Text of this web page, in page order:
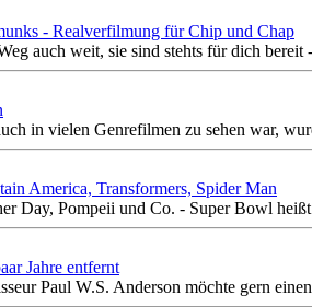
- Realverfilmung für Chip und Chap
auch weit, sie sind stehts für dich
in vielen Genrefilmen zu sehen war,
America, Transformers, Spider Man
Day, Pompeii und Co. - Super Bowl
Jahre entfernt
Paul W.S. Anderson möchte gern